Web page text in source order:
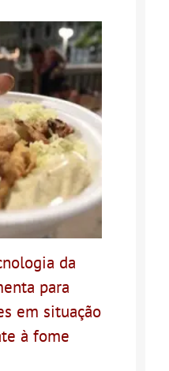
da
para
em situação
à fome